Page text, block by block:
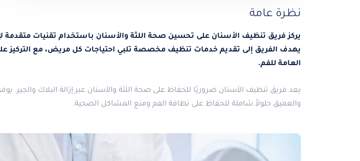
نظرة عامة
يركز فريق تنظيف الأسنان على تحسين صحة اللثة والأسنان باستخدام تقنيات متقدمة
يهدف الفريق إلى تقديم خدمات تنظيف مخصصة تلبي احتياجات كل مريض، مع التركيز
العامة للفم.
يعد فريق تنظيف الأسنان ضروريًا للحفاظ على صحة اللثة والأسنان عبر إزالة البلاك والجير.
والعميق حلولاً شاملة للحفاظ على نظافة الفم ومنع المشاكل الصحية.